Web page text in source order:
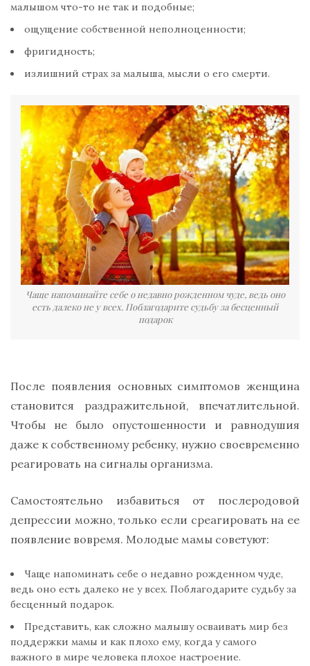
малышом что-то не так и подобные;
ощущение собственной неполноценности;
фригидность;
излишний страх за малыша, мысли о его смерти.
Чаще напоминайте себе о недавно рожденном чуде, ведь оно
есть далеко не у всех. Поблагодарите судьбу за бесценный
подарок
После появления основных симптомов женщина
становится раздражительной, впечатлительной.
Чтобы не было опустошенности и равнодушия
даже к собственному ребенку, нужно своевременно
реагировать на сигналы организма.
Самостоятельно избавиться от послеродовой
депрессии можно, только если среагировать на ее
появление вовремя. Молодые мамы советуют:
Чаще напоминать себе о недавно рожденном чуде,
ведь оно есть далеко не у всех. Поблагодарите судьбу за
бесценный подарок.
Представить, как сложно малышу осваивать мир без
поддержки мамы и как плохо ему, когда у самого
важного в мире человека плохое настроение.